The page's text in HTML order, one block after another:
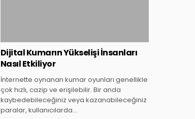
Dijital Kumarın Yükselişi İnsanları
Nasıl Etkiliyor
İnternette oynanan kumar oyunları genellikle
çok hızlı, cazip ve erişilebilir. Bir anda
kaybedebileceğiniz veya kazanabileceğiniz
paralar, kullanıcılarda…